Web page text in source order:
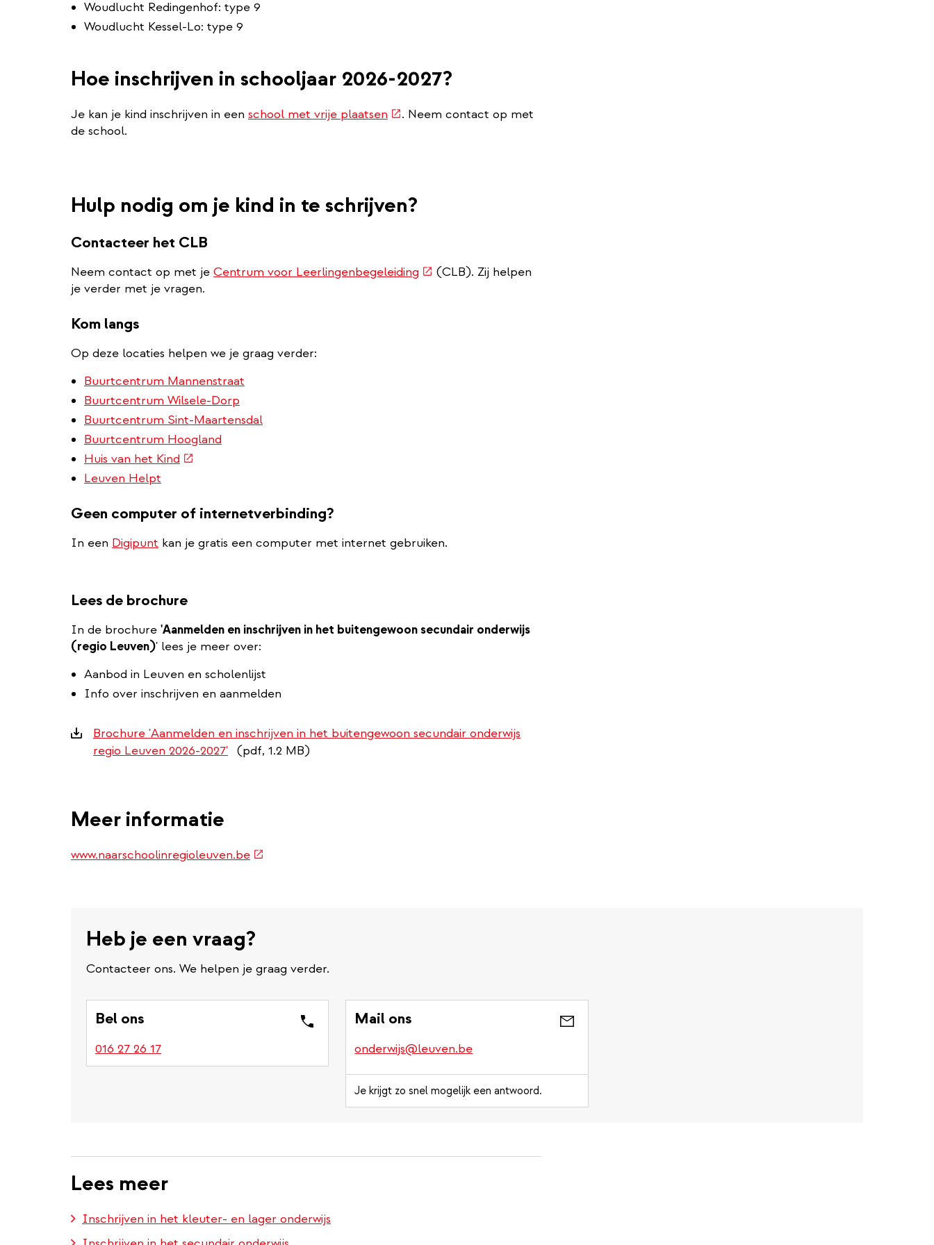
Woudlucht Redingenhof: type 9
Woudlucht Kessel-Lo: type 9
Hoe inschrijven in schooljaar 2026-2027?
Je kan je kind inschrijven in een school met vrije plaatsen (externe
. Neem contact op met
de school.
Hulp nodig om je kind in te schrijven?
Contacteer het CLB
Neem contact op met je Centrum voor Leerlingenbegeleiding (externe
(CLB). Zij helpen
je verder met je vragen.
Kom langs
Op deze locaties helpen we je graag verder:
Buurtcentrum Mannenstraat
Buurtcentrum Wilsele-Dorp
Buurtcentrum Sint-Maartensdal
Buurtcentrum Hoogland
Huis van het Kind (externe
Leuven Helpt
Geen computer of internetverbinding?
In een Digipunt kan je gratis een computer met internet gebruiken.
Lees de brochure
In de brochure 'Aanmelden en inschrijven in het buitengewoon secundair onderwijs
(regio Leuven)' lees je meer over:
Aanbod in Leuven en scholenlijst
Info over inschrijven en aanmelden
Downloads
Brochure 'Aanmelden en inschrijven in het buitengewoon secundair onderwijs
regio Leuven 2026-2027' (pdf, 1.2 MB)
Meer informatie
www.naarschoolinregioleuven.be(externe
Heb je een vraag?
Contacteer ons. We helpen je graag verder.
Bel ons
016 27 26 17
Mail ons
onderwijs@leuven.be
Je krijgt zo snel mogelijk een antwoord.
Lees meer
Inschrijven in het kleuter- en lager onderwijs